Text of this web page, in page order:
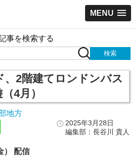
MENU
事を検索する
、2階建てロンドンバス
4月）
地方
2025年3月28日
編集部：長谷川 貴人
） 配信